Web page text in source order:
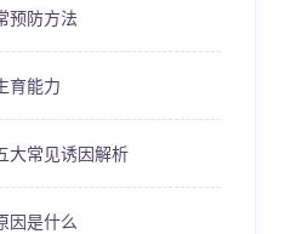
预防方法
育能力
大常见诱因解析
因是什么